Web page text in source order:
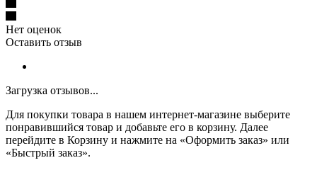
Нет оценок
Оставить отзыв
Загрузка отзывов...
Для покупки товара в нашем интернет-магазине выберите
понравившийся товар и добавьте его в корзину. Далее
перейдите в Корзину и нажмите на «Оформить заказ» или
«Быстрый заказ».